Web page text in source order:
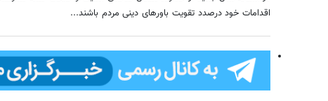
اقدامات خود درصدد تقویت باورهای دینی مردم باشند...